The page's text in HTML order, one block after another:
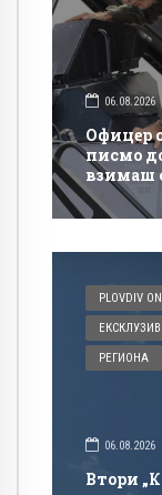
06.08.2026
Офицер
писмо
взимаш
богатите?
PLOVDIV
РЕГИОНА
06.08.2026
Втори